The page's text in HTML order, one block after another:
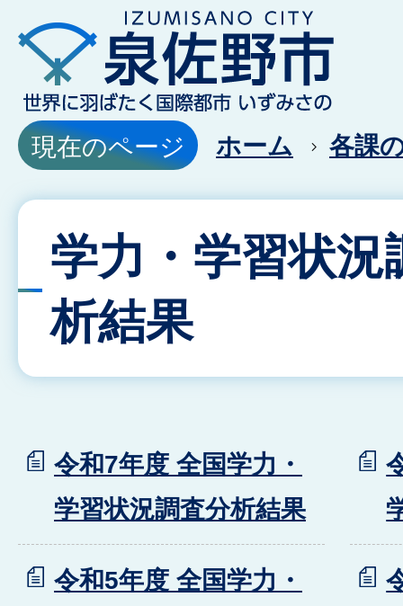
現在のページ ホーム 各課
学力・学習状況
析結果
令和7年度 全国学力・
学習状況調査分析結果
令和5年度 全国学力・